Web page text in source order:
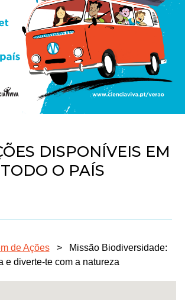
DISPONÍVEIS EM
TODO O PAÍS
de Ações >
Missão Biodiversidade:
e diverte-te com a natureza